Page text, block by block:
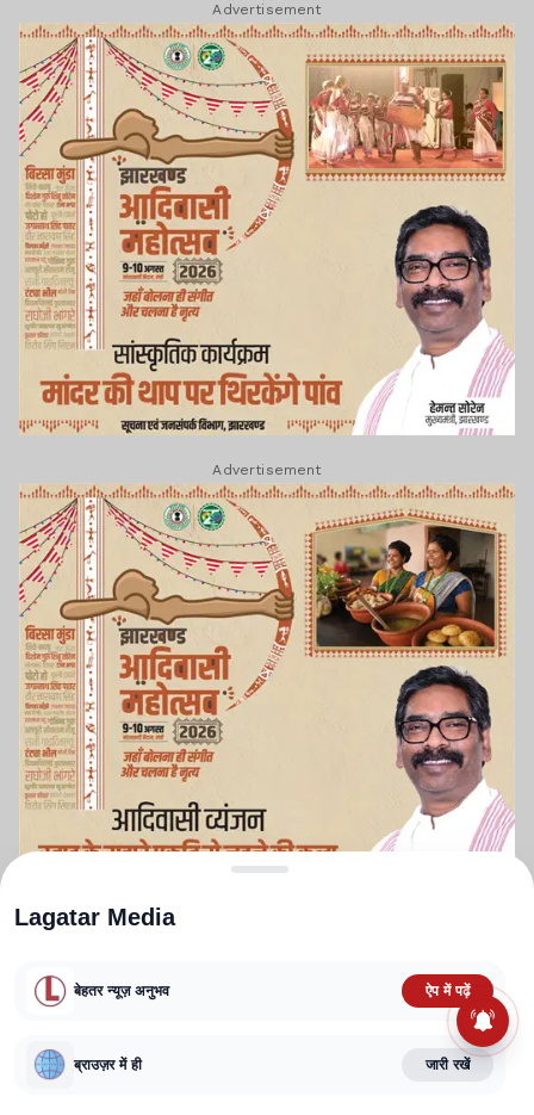
Advertisement
Advertisement
TERMS AND CONDITIONS
CORRECTIONS POLICY
FACT CHECKING POLICY
Lagatar Media
बेहतर न्यूज़ अनुभव ऐप में पढ़ें
ब्राउज़र में ही जारी रखें